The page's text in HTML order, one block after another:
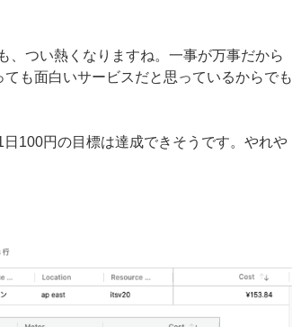
、つい熱くなりますね。一事が万事だから
も面白いサービスだと思っているからでも
100円の目標は達成できそうです。やれや